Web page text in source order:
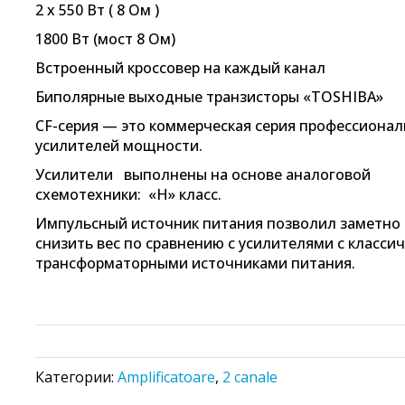
2 х 550 Вт ( 8 Ом )
1800 Вт (мост 8 Ом)
Встроенный кроссовер на каждый канал
Биполярные выходные транзисторы «TOSHIBA»
СF-серия — это коммерческая серия
усилителей мощности.
Усилители выполнены на основе аналоговой
схемотехники: «H» класс.
Импульсный источник питания позволил заметно
снизить вес по сравнению с усилителями с
трансформаторными источниками питания.
Категории: Amplificatoare, 2 canale